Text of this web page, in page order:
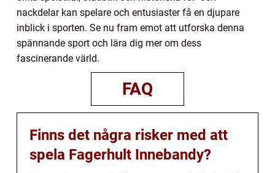
nackdelar kan spelare och entusiaster få en djupare
inblick i sporten. Se nu fram emot att utforska denna
spännande sport och lära dig mer om dess
fascinerande värld.
FAQ
Finns det några risker med att
spela Fagerhult Innebandy?